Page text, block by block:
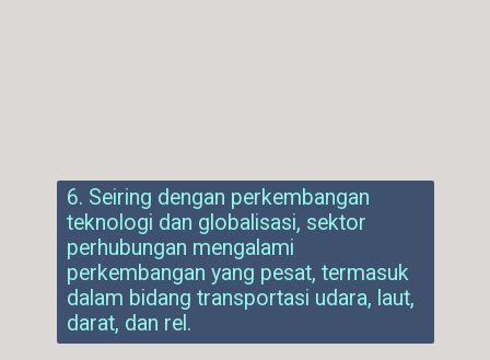
6. Seiring dengan perkembangan
teknologi dan globalisasi, sektor
perhubungan mengalami
perkembangan yang pesat, termasuk
dalam bidang transportasi udara, laut,
darat, dan rel.